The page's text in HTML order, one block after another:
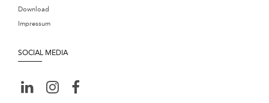
Download
Impressum
SOCIAL MEDIA